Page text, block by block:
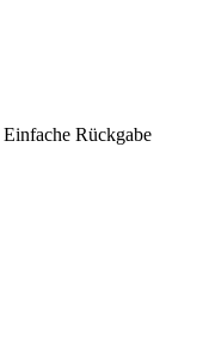
Einfache Rückgabe